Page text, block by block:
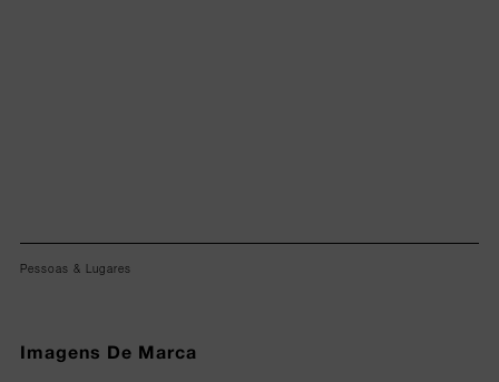
Pessoas & Lugares
Imagens De Marca